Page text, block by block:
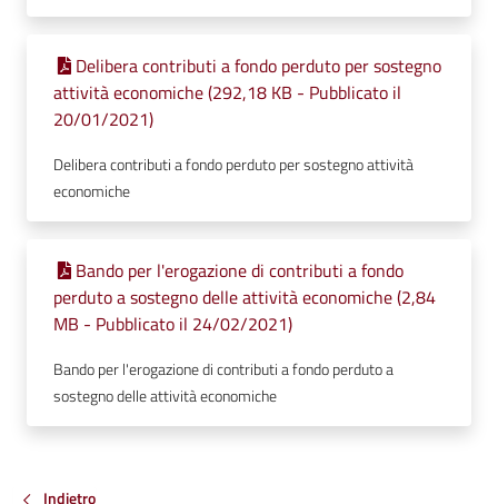
Delibera contributi a fondo perduto per sostegno
attività economiche (292,18 KB - Pubblicato il
20/01/2021)
Delibera contributi a fondo perduto per sostegno attività
economiche
Bando per l'erogazione di contributi a fondo
perduto a sostegno delle attività economiche (2,84
MB - Pubblicato il 24/02/2021)
Bando per l'erogazione di contributi a fondo perduto a
sostegno delle attività economiche
Indietro